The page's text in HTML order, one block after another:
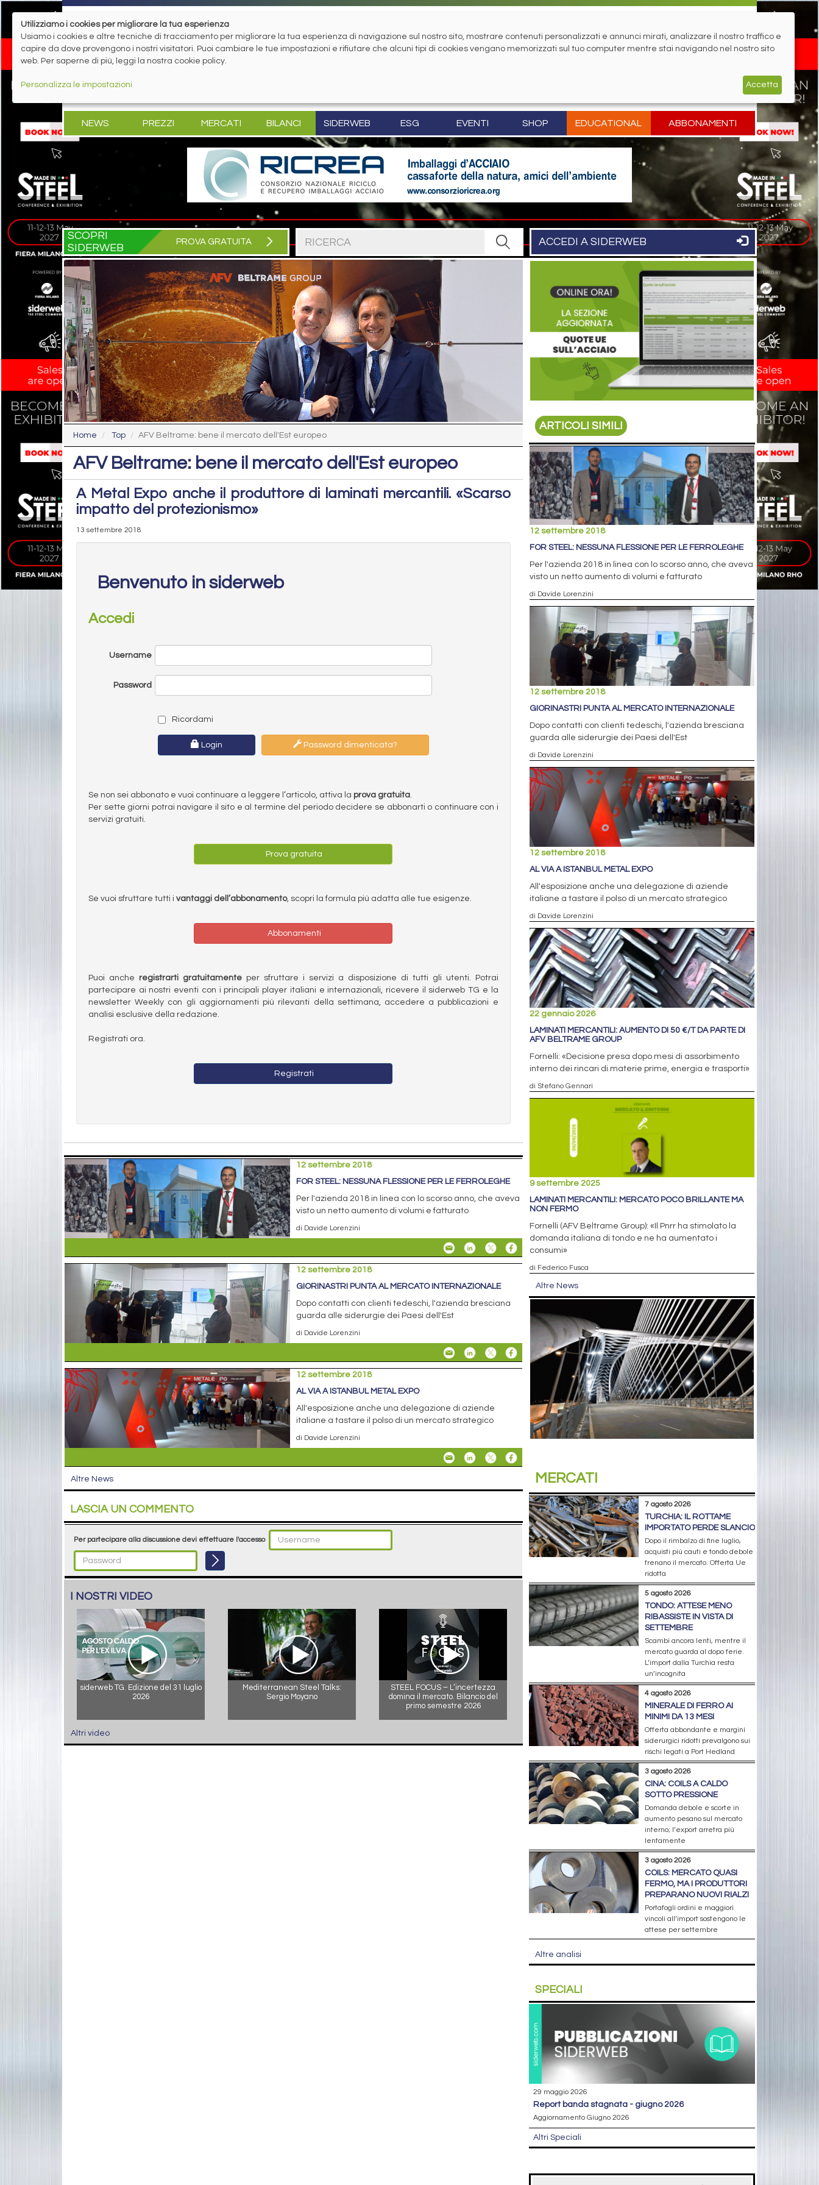
NEWS PREZZI MERCATI BILANCI SIDERWEB ESG EVENTI SHOP EDUCATIONAL ABBONAMENTI
SCOPRI
SIDERWEB
PROVA GRATUITA ACCEDI A SIDERWEB
Home Top AFV Beltrame: bene il mercato dell'Est europeo
AFV Beltrame: bene il mercato dell'Est europeo
A Metal Expo anche il produttore di laminati mercantili. «Scarso
impatto del protezionismo»
13 settembre 2018
Benvenuto in siderweb
Accedi
Username
Password
Ricordami
Login Password dimenticata?
Se non sei abbonato e vuoi continuare a leggere l’articolo, attiva la prova gratuita.
Per sette giorni potrai navigare il sito e al termine del periodo decidere se abbonarti o continuare con i
servizi gratuiti.
Prova gratuita
Se vuoi sfruttare tutti i vantaggi dell’abbonamento, scopri la formula più adatta alle tue esigenze.
Abbonamenti
Puoi anche registrarti gratuitamenteper sfruttare i servizi a disposizione di tutti gli utenti. Potrai
partecipare ai nostri eventi con i principali player italiani e internazionali, ricevere il siderweb TG e la
newsletter Weekly con gli aggiornamenti più rilevanti della settimana, accedere a pubblicazioni e
analisi esclusive della redazione.
Registrati ora.
Registrati
12 settembre 2018
FOR STEEL: NESSUNA FLESSIONE PER LE FERROLEGHE
Per l'azienda 2018 in linea con lo scorso anno, che aveva
visto un netto aumento di volumi e fatturato
di Davide Lorenzini
12 settembre 2018
GIORINASTRI PUNTA AL MERCATO INTERNAZIONALE
Dopo contatti con clienti tedeschi, l'azienda bresciana
guarda alle siderurgie dei Paesi dell'Est
di Davide Lorenzini
12 settembre 2018
AL VIA A ISTANBUL METAL EXPO
All'esposizione anche una delegazione di aziende
italiane a tastare il polso di un mercato strategico
di Davide Lorenzini
Altre News
LASCIA UN COMMENTO
Per partecipare alla discussione devi effettuare l'accesso
I NOSTRI VIDEO
siderweb TG. Edizione del 31 luglio
2026
Mediterranean Steel Talks:
Sergio Moyano
STEEL FOCUS – L’incertezza
domina il mercato. Bilancio del
primo semestre 2026
Altri video
ARTICOLI SIMILI
12 settembre 2018
FOR STEEL: NESSUNA FLESSIONE PER LE FERROLEGHE
Per l'azienda 2018 in linea con lo scorso anno, che aveva
visto un netto aumento di volumi e fatturato
di Davide Lorenzini
12 settembre 2018
GIORINASTRI PUNTA AL MERCATO INTERNAZIONALE
Dopo contatti con clienti tedeschi, l'azienda bresciana
guarda alle siderurgie dei Paesi dell'Est
di Davide Lorenzini
12 settembre 2018
AL VIA A ISTANBUL METAL EXPO
All'esposizione anche una delegazione di aziende
italiane a tastare il polso di un mercato strategico
di Davide Lorenzini
22 gennaio 2026
LAMINATI MERCANTILI: AUMENTO DI 50 €/T DA PARTE DI
AFV BELTRAME GROUP
Fornelli: «Decisione presa dopo mesi di assorbimento
interno dei rincari di materie prime, energia e trasporti»
di Stefano Gennari
9 settembre 2025
LAMINATI MERCANTILI: MERCATO POCO BRILLANTE MA
NON FERMO
Fornelli (AFV Beltrame Group): «Il Pnrr ha stimolato la
domanda italiana di tondo e ne ha aumentato i
consumi»
di Federico Fusca
Altre News
MERCATI
7 agosto 2026
TURCHIA: IL ROTTAME
IMPORTATO PERDE SLANCIO
Dopo il rimbalzo di fine luglio,
acquisti più cauti e tondo debole
frenano il mercato. Offerta Ue
ridotta
5 agosto 2026
TONDO: ATTESE MENO
RIBASSISTE IN VISTA DI
SETTEMBRE
Scambi ancora lenti, mentre il
mercato guarda al dopo ferie.
L’import dalla Turchia resta
un’incognita
4 agosto 2026
MINERALE DI FERRO AI
MINIMI DA 13 MESI
Offerta abbondante e margini
siderurgici ridotti prevalgono sui
rischi legati a Port Hedland
3 agosto 2026
CINA: COILS A CALDO
SOTTO PRESSIONE
Domanda debole e scorte in
aumento pesano sul mercato
interno; l’export arretra più
lentamente
3 agosto 2026
COILS: MERCATO QUASI
FERMO, MA I PRODUTTORI
PREPARANO NUOVI RIALZI
Portafogli ordini e maggiori
vincoli all’import sostengono le
attese per settembre
Altre analisi
SPECIALI
29 maggio 2026
report banda stagnata - giugno 2026
Aggiornamento Giugno 2026
Altri Speciali
Utilizziamo i cookies per migliorare la tua esperienza
Usiamo i cookies e altre tecniche di tracciamento per migliorare la tua esperienza di navigazione sul nostro sito, mostrare contenuti personalizzati e annunci mirati, analizzare il nostro traffico e
capire da dove provengono i nostri visitatori. Puoi cambiare le tue impostazioni e rifiutare che alcuni tipi di cookies vengano memorizzati sul tuo computer mentre stai navigando nel nostro sito
web. Per saperne di più, leggi la nostra cookie policy.
Personalizza le impostazioni Accetta